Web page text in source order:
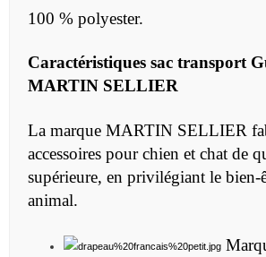
100 % polyester.
Caractéristiques sac transport
MARTIN SELLIER
La marque MARTIN SELLIER
accessoires pour chien et chat de
supérieure, en privilégiant le bien-
animal.